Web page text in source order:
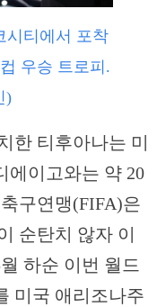
시티에서 포착
우승 트로피.
)
한 티후아나는 미
에이고와는 약 20
구연맹(FIFA)은
순탄치 않자 이
하순 이번 월드
미국 애리조나주